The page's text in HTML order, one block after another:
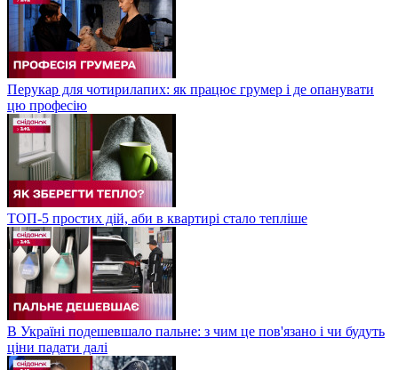
Перукар для чотирилапих: як працює грумер і де опанувати
цю професію
ТОП-5 простих дій, аби в квартирі стало тепліше
В Україні подешевшало пальне: з чим це пов'язано і чи будуть
ціни падати далі